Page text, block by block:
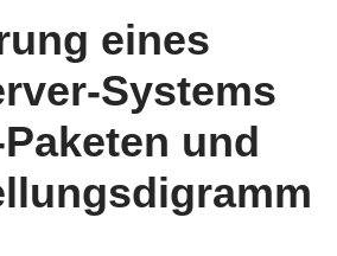
eines
Systems
und